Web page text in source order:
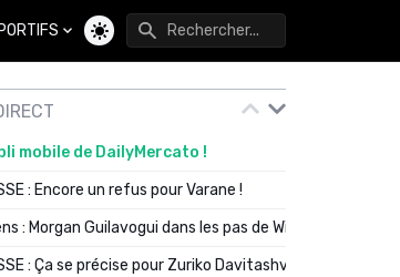
Changer de thème
mobile de DailyMercato !
: Encore un refus pour Varane !
: Morgan Guilavogui dans les pas de Will Still ?
: Ça se précise pour Zuriko Davitashvili